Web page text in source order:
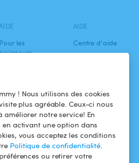
! Nous utilisons des cookies
plus agréable. Ceux-ci nous
améliorer notre service! En
activant une option dans
vous acceptez les conditions
Politique de confidentialité.
ou retirer votre
Pour les
Louer ma piscine
ça
?
AIDE
Centre d'aide
confidentialité
Mentions légales
TÉLÉCHARGEZ L'APP